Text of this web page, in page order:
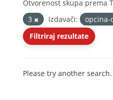
Otvorenost skupa prema
3
Izdavači:
opcina-
Filtriraj rezultate
Please try another search.